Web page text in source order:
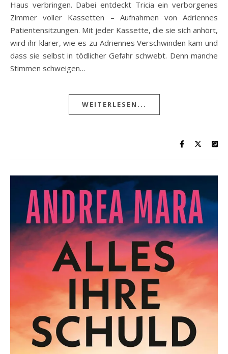
Haus verbringen. Dabei entdeckt Tricia ein verborgenes
Zimmer voller Kassetten – Aufnahmen von Adriennes
Patientensitzungen. Mit jeder Kassette, die sie sich anhört,
wird ihr klarer, wie es zu Adriennes Verschwinden kam und
dass sie selbst in tödlicher Gefahr schwebt. Denn manche
Stimmen schweigen…
WEITERLESEN...